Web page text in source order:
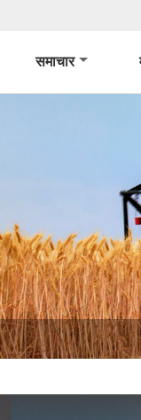
समाचार